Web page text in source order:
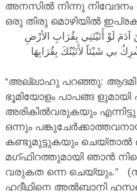
അനസിൽ നിന്നു നിവേദനം
ഒരു തിരു മൊഴിയിൽ
آدَمَ لَوْ أَتَيْتَنِي بِقُرَابِ الأرْضِ
بي شَيْئاً لأَتَيْتُكَ بِقُرَابِهَا
“അല്ലാഹു പറഞ്ഞു:
ഭൂമിയോളം പാപങ്ങ ളുമായി
അരികിൽവരുകയും എന്നിട്ടു
ഒന്നും
കണ്ടുമുട്ടുകയും ചെയ്താൽ
മഗ്ഫിറത്തുമായി ഞാൻ
വരുകത ന്നെ ചെയ്യും.”
ഹദീഥിനെ അൽബാനി